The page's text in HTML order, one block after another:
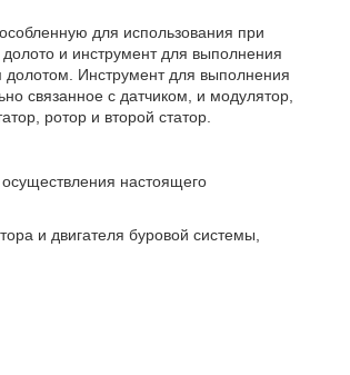
для использования при
и инструмент для выполнения
Инструмент для выполнения
связанное с датчиком, и модулятор,
ротор и второй статор.
настоящего
и двигателя буровой системы,